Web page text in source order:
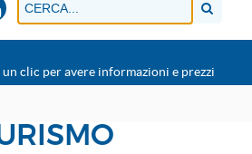
un clic per avere informazioni e prezzi